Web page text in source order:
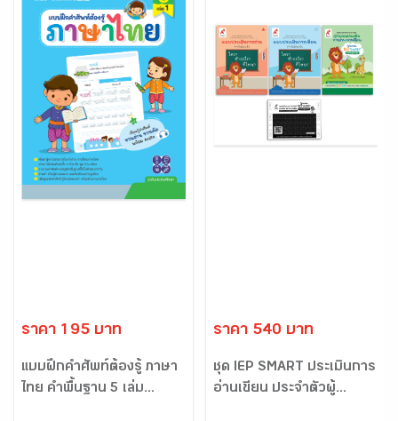
ราคา 195 บาท
แบบฝึกคำศัพท์ต้องรู้ ภาษา
ไทย คำพื้นฐาน 5 เล่ม...
ราคา 540 บาท
ชุด IEP SMART ประเมินการ
อ่านเขียน ประจำตัวผู้...